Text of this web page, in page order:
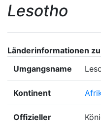
Lesotho
Länderinformationen
Umgangsname
Kontinent
Offizieller